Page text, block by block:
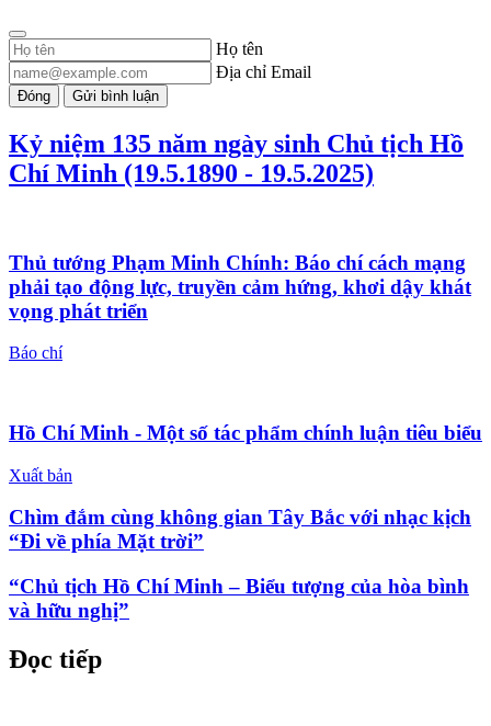
Họ tên
Địa chỉ Email
Đóng Gửi bình luận
Kỷ niệm 135 năm ngày sinh Chủ tịch Hồ
Chí Minh (19.5.1890 - 19.5.2025)
Thủ tướng Phạm Minh Chính: Báo chí cách mạng
phải tạo động lực, truyền cảm hứng, khơi dậy khát
vọng phát triển
Báo chí
Hồ Chí Minh - Một số tác phẩm chính luận tiêu biểu
Xuất bản
Chìm đắm cùng không gian Tây Bắc với nhạc kịch
“Đi về phía Mặt trời”
“Chủ tịch Hồ Chí Minh – Biểu tượng của hòa bình
và hữu nghị”
Đọc tiếp